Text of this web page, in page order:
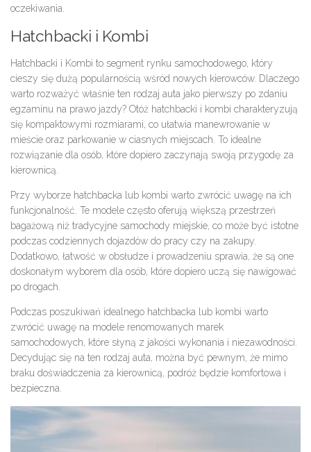
oczekiwania.
Hatchbacki i Kombi
Hatchbacki i Kombi to segment rynku samochodowego, który
cieszy się dużą popularnością wśród nowych kierowców. Dlaczego
warto rozważyć właśnie ten rodzaj auta jako pierwszy po zdaniu
egzaminu na prawo jazdy? Otóż hatchbacki i kombi charakteryzują
się kompaktowymi rozmiarami, co ułatwia manewrowanie w
mieście oraz parkowanie w ciasnych miejscach. To idealne
rozwiązanie dla osób, które dopiero zaczynają swoją przygodę za
kierownicą.
Przy wyborze hatchbacka lub kombi warto zwrócić uwagę na ich
funkcjonalność. Te modele często oferują większą przestrzeń
bagażową niż tradycyjne samochody miejskie, co może być istotne
podczas codziennych dojazdów do pracy czy na zakupy.
Dodatkowo, łatwość w obsłudze i prowadzeniu sprawia, że są one
doskonałym wyborem dla osób, które dopiero uczą się nawigować
po drogach.
Podczas poszukiwań idealnego hatchbacka lub kombi warto
zwrócić uwagę na modele renomowanych marek
samochodowych, które słyną z jakości wykonania i niezawodności.
Decydując się na ten rodzaj auta, można być pewnym, że mimo
braku doświadczenia za kierownicą, podróż będzie komfortowa i
bezpieczna.